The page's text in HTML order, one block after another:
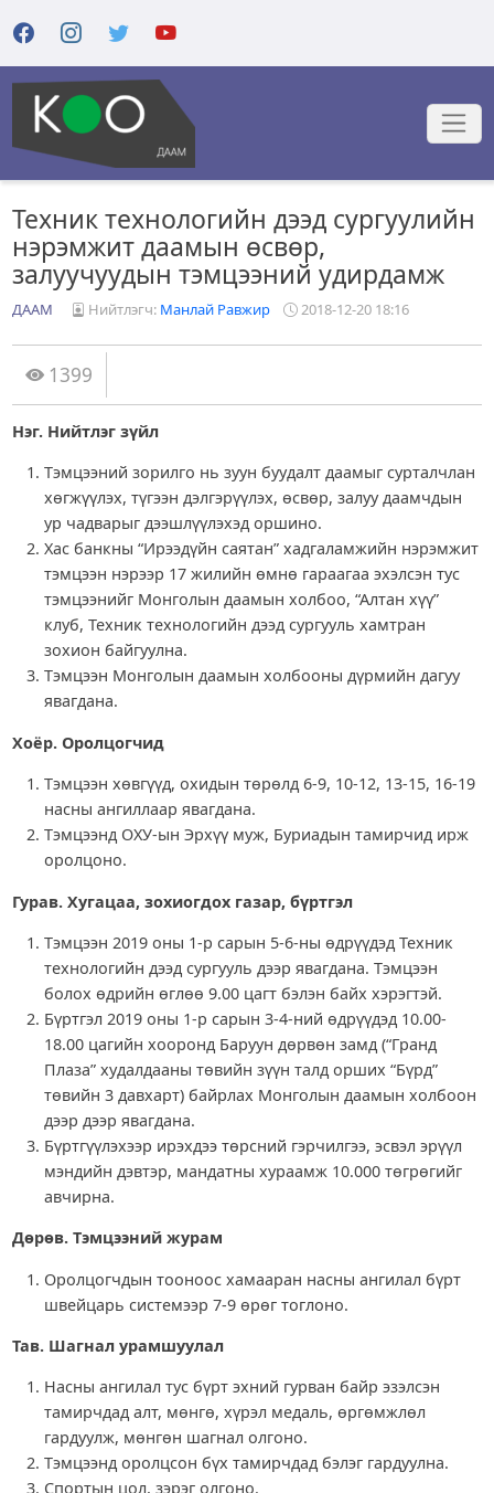
Техник технологийн дээд сургуулийн
нэрэмжит даамын өсвөр,
залуучуудын тэмцээний удирдамж
ДААМ Нийтлэгч: Манлай Равжир 2018-12-20 18:16
1399
Нэг. Нийтлэг зүйл
Тэмцээний зорилго нь зуун буудалт даамыг сурталчлан
хөгжүүлэх, түгээн дэлгэрүүлэх, өсвөр, залуу даамчдын
ур чадварыг дээшлүүлэхэд оршино.
Хас банкны “Ирээдүйн саятан” хадгаламжийн нэрэмжит
тэмцээн нэрээр 17 жилийн өмнө гараагаа эхэлсэн тус
тэмцээнийг Монголын даамын холбоо, “Алтан хүү”
клуб, Техник технологийн дээд сургууль хамтран
зохион байгуулна.
Тэмцээн Монголын даамын холбооны дүрмийн дагуу
явагдана.
Хоёр. Оролцогчид
Тэмцээн хөвгүүд, охидын төрөлд 6-9, 10-12, 13-15, 16-19
насны ангиллаар явагдана.
Тэмцээнд ОХУ-ын Эрхүү муж, Буриадын тамирчид ирж
оролцоно.
Гурав. Хугацаа, зохиогдох газар, бүртгэл
Тэмцээн 2019 оны 1-р сарын 5-6-ны өдрүүдэд Техник
технологийн дээд сургууль дээр явагдана. Тэмцээн
болох өдрийн өглөө 9.00 цагт бэлэн байх хэрэгтэй.
Бүртгэл 2019 оны 1-р сарын 3-4-ний өдрүүдэд 10.00-
18.00 цагийн хооронд Баруун дөрвөн замд (“Гранд
Плаза” худалдааны төвийн зүүн талд орших “Бүрд”
төвийн 3 давхарт) байрлах Монголын даамын холбоон
дээр дээр явагдана.
Бүртгүүлэхээр ирэхдээ төрсний гэрчилгээ, эсвэл эрүүл
мэндийн дэвтэр, мандатны хураамж 10.000 төгрөгийг
авчирна.
Дөрөв. Тэмцээний журам
Оролцогчдын тооноос хамааран насны ангилал бүрт
швейцарь системээр 7-9 өрөг тоглоно.
Тав. Шагнал урамшуулал
Насны ангилал тус бүрт эхний гурван байр эзэлсэн
тамирчдад алт, мөнгө, хүрэл медаль, өргөмжлөл
гардуулж, мөнгөн шагнал олгоно.
Тэмцээнд оролцсон бүх тамирчдад бэлэг гардуулна.
Спортын цол, зэрэг олгоно.